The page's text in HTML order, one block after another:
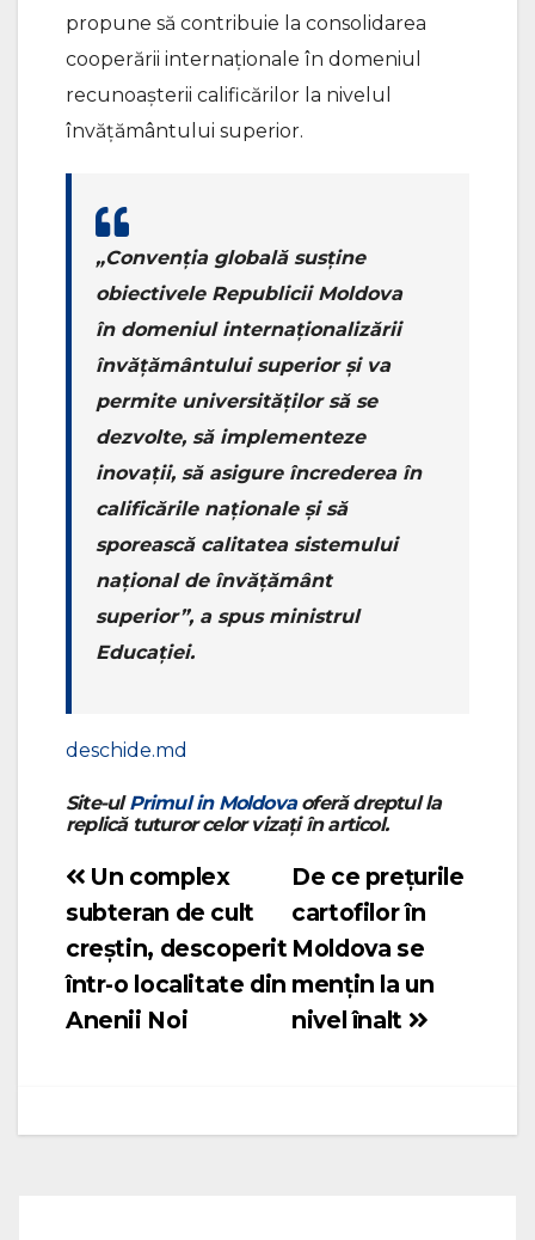
propune să contribuie la consolidarea
cooperării internaționale în domeniul
recunoașterii calificărilor la nivelul
învățământului superior.
„Convenția globală susține
obiectivele Republicii Moldova
în domeniul internaționalizării
învățământului superior și va
permite universităților să se
dezvolte, să implementeze
inovații, să asigure încrederea în
calificările naționale și să
sporească calitatea sistemului
național de învățământ
superior”, a spus ministrul
Educației.
deschide.md
Site-ulPrimul in Moldovaoferă dreptul la
replică tuturor celor vizați în articol.
Navigare
în
articole
De ce prețurile
cartofilor în
Moldova se
mențin la un
nivel înalt
Un complex
subteran de cult
creștin, descoperit
într-o localitate din
Anenii Noi